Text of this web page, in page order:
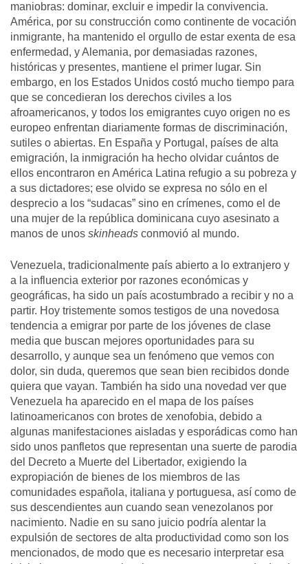
maniobras: dominar, excluir e impedir la convivencia.
América, por su construcción como continente de vocación
inmigrante, ha mantenido el orgullo de estar exenta de esa
enfermedad, y Alemania, por demasiadas razones,
históricas y presentes, mantiene el primer lugar. Sin
embargo, en los Estados Unidos costó mucho tiempo para
que se concedieran los derechos civiles a los
afroamericanos, y todos los emigrantes cuyo origen no es
europeo enfrentan diariamente formas de discriminación,
sutiles o abiertas. En España y Portugal, países de alta
emigración, la inmigración ha hecho olvidar cuántos de
ellos encontraron en América Latina refugio a su pobreza y
a sus dictadores; ese olvido se expresa no sólo en el
desprecio a los “sudacas” sino en crímenes, como el de
una mujer de la república dominicana cuyo asesinato a
manos de unos skinheads conmovió al mundo.
Venezuela, tradicionalmente país abierto a lo extranjero y
a la influencia exterior por razones económicas y
geográficas, ha sido un país acostumbrado a recibir y no a
partir. Hoy tristemente somos testigos de una novedosa
tendencia a emigrar por parte de los jóvenes de clase
media que buscan mejores oportunidades para su
desarrollo, y aunque sea un fenómeno que vemos con
dolor, sin duda, queremos que sean bien recibidos donde
quiera que vayan. También ha sido una novedad ver que
Venezuela ha aparecido en el mapa de los países
latinoamericanos con brotes de xenofobia, debido a
algunas manifestaciones aisladas y esporádicas como han
sido unos panfletos que representan una suerte de parodia
del Decreto a Muerte del Libertador, exigiendo la
expropiación de bienes de los miembros de las
comunidades española, italiana y portuguesa, así como de
sus descendientes aun cuando sean venezolanos por
nacimiento. Nadie en su sano juicio podría alentar la
expulsión de sectores de alta productividad como son los
mencionados, de modo que es necesario interpretar esa